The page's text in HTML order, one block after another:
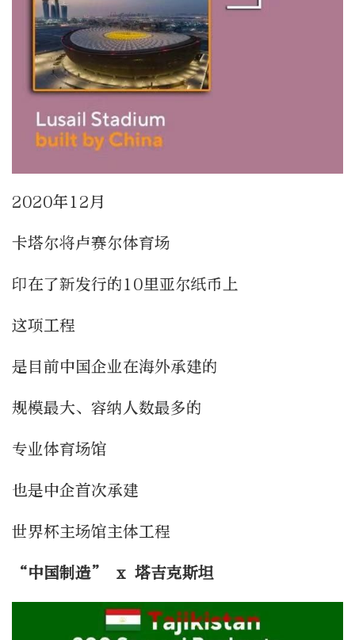
2020年12月
卡塔尔将卢赛尔体育场
印在了新发行的10里亚尔纸币上
这项工程
是目前中国企业在海外承建的
规模最大、容纳人数最多的
专业体育场馆
也是中企首次承建
世界杯主场馆主体工程
“中国制造” x 塔吉克斯坦